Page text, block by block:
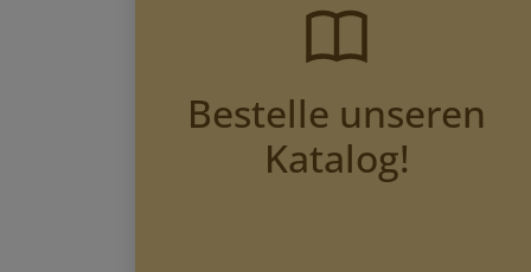
Bestelle unseren
Katalog!